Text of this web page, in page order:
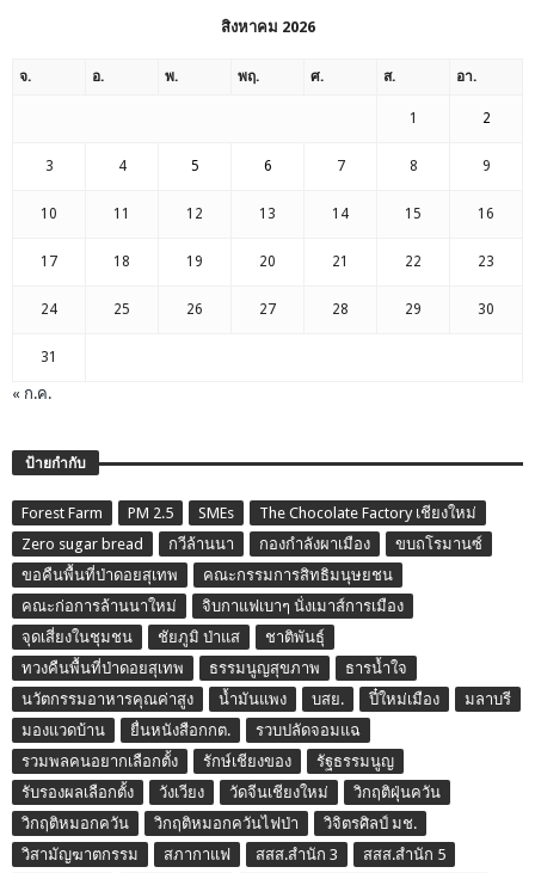
สิงหาคม 2026
จ. อ. พ. พฤ. ศ. ส. อา.
1 2
3 4 5 6 7 8 9
10 11 12 13 14 15 16
17 18 19 20 21 22 23
24 25 26 27 28 29 30
31
« ก.ค.
ป้ายกำกับ
Forest Farm PM 2.5 SMEs
The Chocolate Factory เชียงใหม่
Zero sugar bread
กวีล้านนา กองกำลังผาเมือง
ขบถโรมานซ์
ขอคืนพื้นที่ป่าดอยสุเทพ
คณะกรรมการสิทธิมนุษยชน
คณะก่อการล้านนาใหม่
จิบกาแฟเบาๆ นั่งเมาส์การเมือง
จุดเสี่ยงในชุมชน
ชัยภูมิ ป่าแส
ชาติพันธุ์
ทวงคืนพื้นที่ป่าดอยสุเทพ
ธรรมนูญสุขภาพ
ธารน้ำใจ
นวัตกรรมอาหารคุณค่าสูง
น้ำมันแพง บสย. ปี๋ใหม่เมือง
มลาบรี
มองแวดบ้าน
ยื่นหนังสือกกต.
รวบปลัดจอมแฉ
รวมพลคนอยากเลือกตั้ง
รักษ์เชียงของ
รัฐธรรมนูญ
รับรองผลเลือกตั้ง
วังเวียง วัดจีนเชียงใหม่
วิกฤติฝุ่นควัน
วิกฤติหมอกควัน
วิกฤติหมอกควันไฟป่า
วิจิตรศิลป์ มช.
วิสามัญฆาตกรรม
สภากาแฟ สสส.สำนัก 3
สสส.สำนัก 5